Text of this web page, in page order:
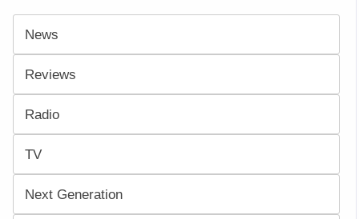
News
Reviews
Radio
TV
Next Generation